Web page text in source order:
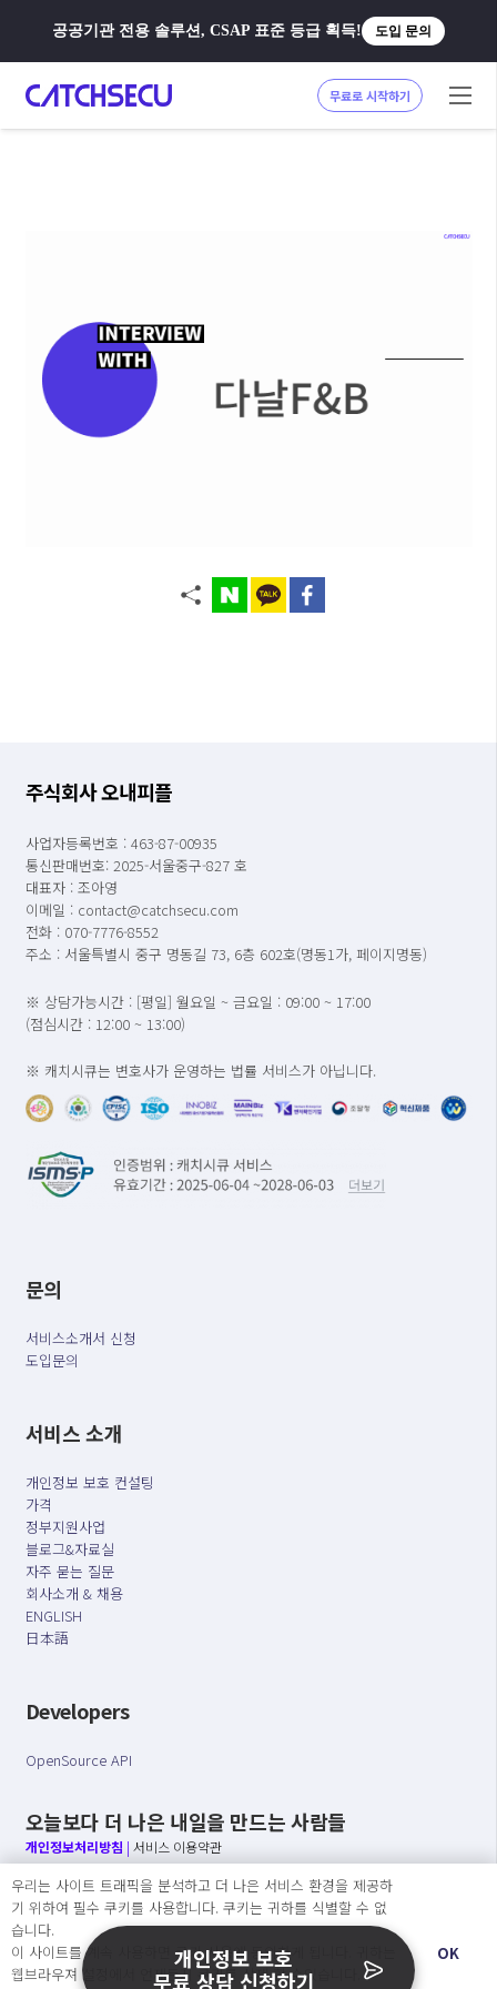
공공기관 전용 솔루션, CSAP 표준 등급 획득! 도입 문의
무료로 시작하기
주식회사 오내피플
사업자등록번호 : 463-87-00935
통신판매번호: 2025-서울중구-827 호
대표자 : 조아영
이메일 : contact@catchsecu.com
전화 : 070-7776-8552
주소 : 서울특별시 중구 명동길 73, 6층 602호(명동1가, 페이지명동)
※ 상담가능시간 : [평일] 월요일 ~ 금요일 : 09:00 ~ 17:00
(점심시간 : 12:00 ~ 13:00)
※ 캐치시큐는 변호사가 운영하는 법률 서비스가 아닙니다.
문의
서비스소개서 신청
도입문의
서비스 소개
개인정보 보호 컨설팅
가격
정부지원사업
블로그&자료실
자주 묻는 질문
회사소개 & 채용
ENGLISH
日本語
Developers
OpenSource API
오늘보다 더 나은 내일을 만드는 사람들
개인정보처리방침 | 서비스 이용약관
○ 개인정보보호 컴플라이언스를 선도하겠습니다.
○ 정보주체의 권리를 보장하겠습니다.
○ 기업의 개인정보보호를 위한 효율적 관리를 보장하겠습니다.
우리는 사이트 트래픽을 분석하고 더 나은 서비스 환경을 제공하
기 위하여 필수 쿠키를 사용합니다. 쿠키는 귀하를 식별할 수 없
습니다.
이 사이트를 계속 사용하면 쿠키 사용에 동의하게 됩니다. 귀하는
웹브라우져 설정에서 언제든지 쿠키를 삭제 할 수있습니다.
OK
개인정보 보호
무료 상담 신청하기